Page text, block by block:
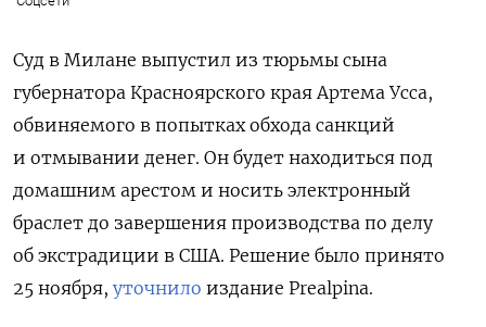
Суд в Милане выпустил из тюрьмы сына
губернатора Красноярского края Артема Усса,
обвиняемого в попытках обхода санкций
и отмывании денег. Он будет находиться под
домашним арестом и носить электронный
браслет до завершения производства по делу
об экстрадиции в США. Решение было принято
25 ноября, уточнило издание Prealpina.